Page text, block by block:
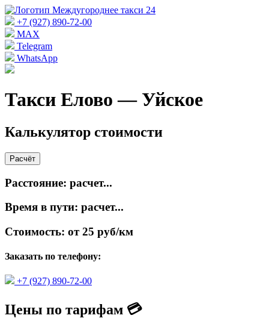
+7 (927) 890-72-00
MAX
Telegram
WhatsApp
Такси Елово — Уйское
Калькулятор стоимости
Расчёт
Расстояние: расчет...
Время в пути: расчет...
Стоимость: от 25 руб/км
Заказать по телефону:
+7 (927) 890-72-00
Цены по тарифам 💳